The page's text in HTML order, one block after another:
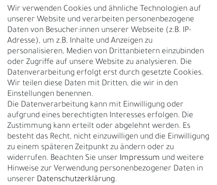
Vertrag widerrufen
UNTERNEHMEN
Nachhaltigkeit
Kontakt
Über uns
Rückgabe
Gürtelgröße messen
Garantie
GESCHÄFTSKUNDEN & HÄNDLER
B2B Geschäftskunden
Wir verwenden Cookies und ähnliche Technologien auf
unserer Website und verarbeiten personenbezogene
Daten von Besucher:innen unserer Webseite (z.B. IP-
Adresse), um z.B. Inhalte und Anzeigen zu
personalisieren, Medien von Drittanbietern einzubinden
oder Zugriffe auf unsere Website zu analysieren. Die
Datenverarbeitung erfolgt erst durch gesetzte Cookies.
Wir teilen diese Daten mit Dritten, die wir in den
Einstellungen benennen.
Die Datenverarbeitung kann mit Einwilligung oder
aufgrund eines berechtigten Interesses erfolgen. Die
Zustimmung kann erteilt oder abgelehnt werden. Es
besteht das Recht, nicht einzuwilligen und die Einwilligung
zu einem späteren Zeitpunkt zu ändern oder zu
widerrufen. Beachten Sie unser Impressum und weitere
Hinweise zur Verwendung personenbezogener Daten in
unserer Daten­schutz­erklärung.